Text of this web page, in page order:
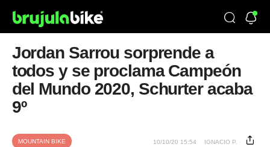
Jordan Sarrou sorprende a
todos y se proclama Campeón
del Mundo 2020, Schurter acaba
9º
MOUNTAIN BIKE 10/10/20 15:54 IGNACIO P.